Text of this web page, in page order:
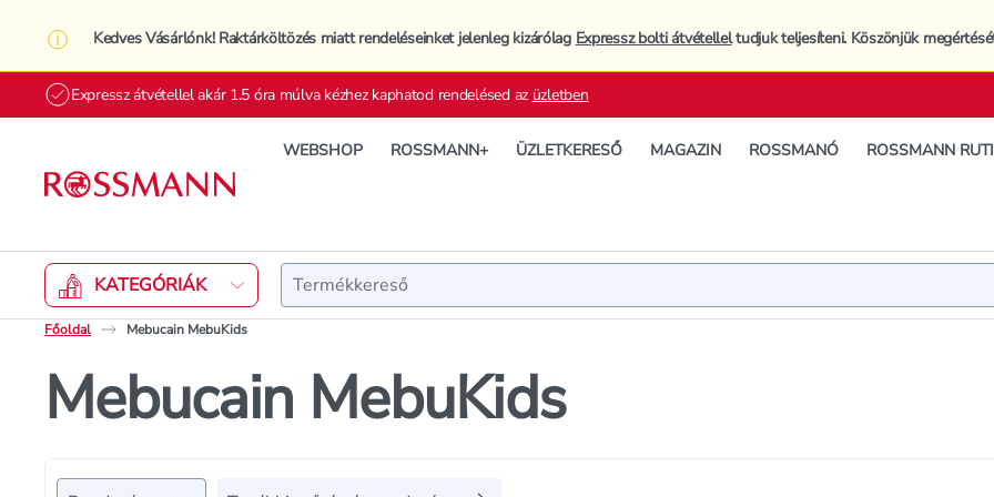
Kedves Vásárlónk! Raktárköltözés miatt rendeléseinket jelenleg kizárólag Expressz bolti átvételleltudjuk teljesíteni. Köszönjük
Expressz átvétellel akár 1.5 óra múlva kézhez kaphatod rendelésed az üzletben
WEBSHOP ROSSMANN+ ÜZLETKERESŐ MAGAZIN ROSSMANÓ ROSSMANN
KATEGÓRIÁK Keresés
Főoldal Mebucain MebuKids
Mebucain MebuKids